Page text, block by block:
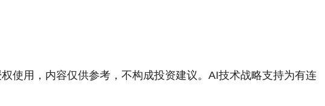
使用，内容仅供参考，不构成投资建议。AI技术战略支持为有连